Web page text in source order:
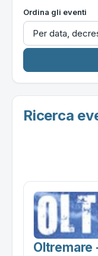
Ordina gli eventi
Ricerca
Oltremare